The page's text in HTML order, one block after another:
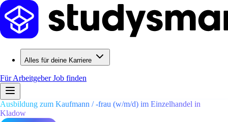
Alles für deine Karriere
Für ArbeitgeberJob finden
Ausbildung zum Kaufmann / -frau (w/m/d) im Einzelhandel in
Kladow